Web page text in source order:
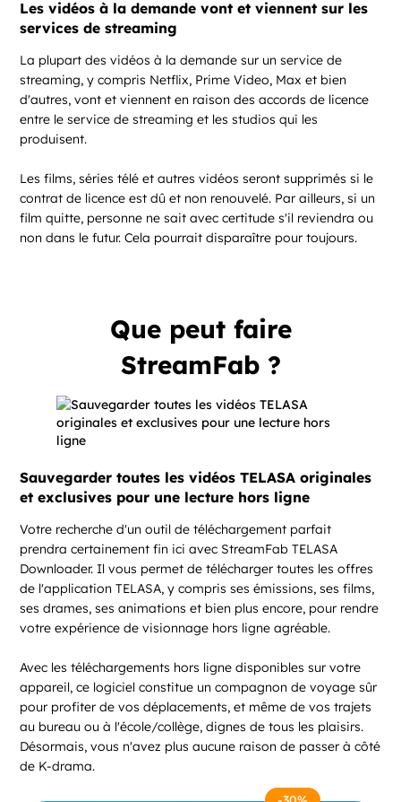
Les vidéos à la demande vont et viennent sur les
services de streaming
La plupart des vidéos à la demande sur un service de
streaming, y compris Netflix, Prime Video, Max et bien
d'autres, vont et viennent en raison des accords de licence
entre le service de streaming et les studios qui les
produisent.
Les films, séries télé et autres vidéos seront supprimés si le
contrat de licence est dû et non renouvelé. Par ailleurs, si un
film quitte, personne ne sait avec certitude s'il reviendra ou
non dans le futur. Cela pourrait disparaître pour toujours.
Que peut faire
StreamFab ?
Sauvegarder toutes les vidéos TELASA originales
et exclusives pour une lecture hors ligne
Votre recherche d'un outil de téléchargement parfait
prendra certainement fin ici avec StreamFab TELASA
Downloader. Il vous permet de télécharger toutes les offres
de l'application TELASA, y compris ses émissions, ses films,
ses drames, ses animations et bien plus encore, pour rendre
votre expérience de visionnage hors ligne agréable.
Avec les téléchargements hors ligne disponibles sur votre
appareil, ce logiciel constitue un compagnon de voyage sûr
pour profiter de vos déplacements, et même de vos trajets
au bureau ou à l'école/collège, dignes de tous les plaisirs.
Désormais, vous n'avez plus aucune raison de passer à côté
de K-drama.